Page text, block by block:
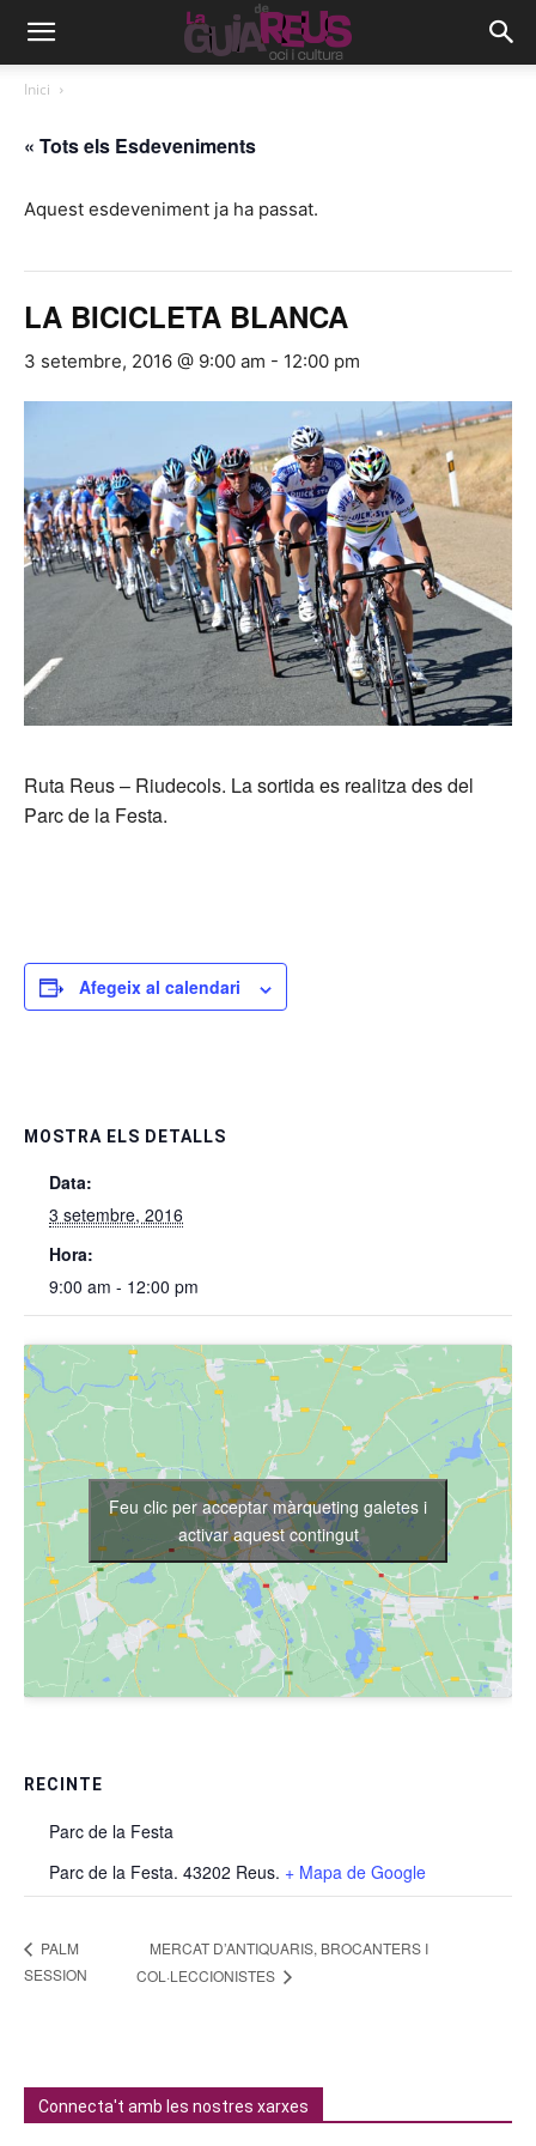
Inici
« Tots els Esdeveniments
Aquest esdeveniment ja ha passat.
LA BICICLETA BLANCA
3 setembre, 2016 @ 9:00 am - 12:00 pm
Ruta Reus – Riudecols. La sortida es realitza des del
Parc de la Festa.
Afegeix al calendari
MOSTRA ELS DETALLS
Data:
3 setembre, 2016
Hora:
9:00 am - 12:00 pm
RECINTE
Parc de la Festa
Parc de la Festa. 43202 Reus. + Mapa de Google
Feu clic per acceptar màrqueting galetes i
activar aquest contingut
PALM
SESSION
MERCAT D’ANTIQUARIS, BROCANTERS I
COL·LECCIONISTES
Connecta't amb les nostres xarxes